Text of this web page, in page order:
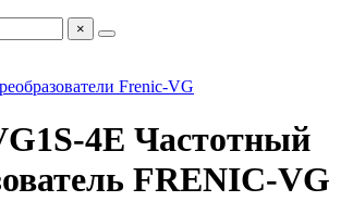
×
Frenic-VG
4E Частотный
FRENIC-VG